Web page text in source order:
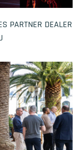
PARTNER DEALER